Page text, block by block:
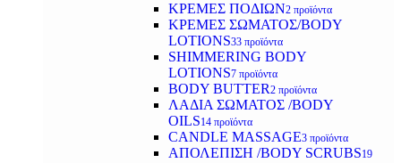
ΚΡΕΜΕΣ ΠΟΔΙΩΝ2 προϊόντα
ΚΡΕΜΕΣ ΣΩΜΑΤΟΣ/BODY
LOTIONS33 προϊόντα
SHIMMERING BODY
LOTIONS7 προϊόντα
BODY BUTTER2 προϊόντα
ΛΑΔΙΑ ΣΩΜΑΤΟΣ /BODY
OILS14 προϊόντα
CANDLE MASSAGE3 προϊόντα
ΑΠΟΛΕΠΙΣΗ /BODY SCRUBS19